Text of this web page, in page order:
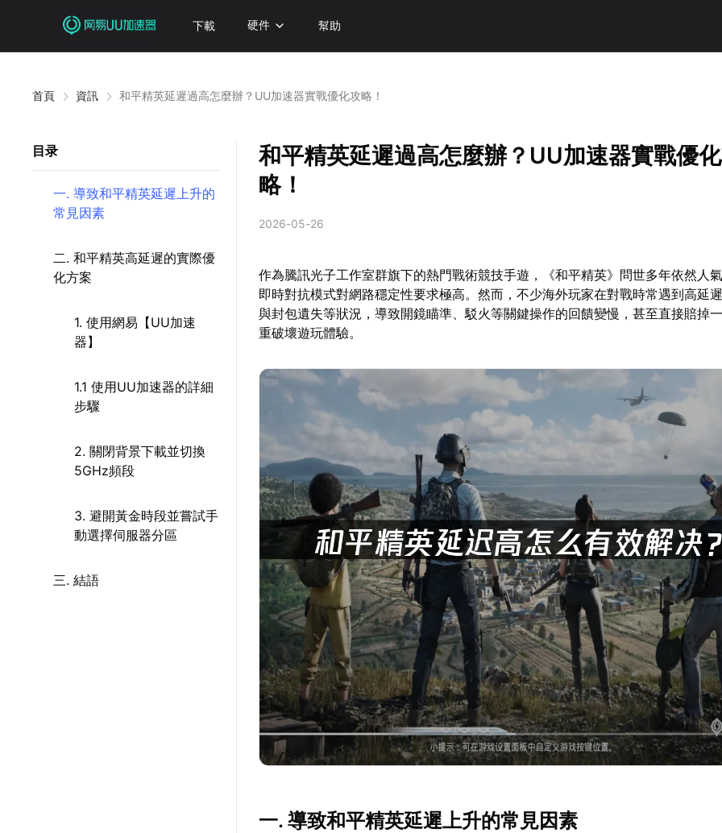
下載 硬件 幫助
首頁 資訊 和平精英延遲過高怎麼辦？UU加速器實戰優化攻略！
目录
一. 導致和平精英延遲上升的
常見因素
二. 和平精英高延遲的實際優
化方案
1. 使用網易【UU加速
器】
1.1 使用UU加速器的詳細
步驟
2. 關閉背景下載並切換
5GHz頻段
3. 避開黃金時段並嘗試手
動選擇伺服器分區
三. 結語
和平精英延遲過高怎麼辦？UU加速器實戰優
略！
2026-05-26
作為騰訊光子工作室群旗下的熱門戰術競技手遊，《和平精英》問世多年依然人
即時對抗模式對網路穩定性要求極高。然而，不少海外玩家在對戰時常遇到高延
與封包遺失等狀況，導致開鏡瞄準、駁火等關鍵操作的回饋變慢，甚至直接賠掉
重破壞遊玩體驗。
一. 導致和平精英延遲上升的常見因素